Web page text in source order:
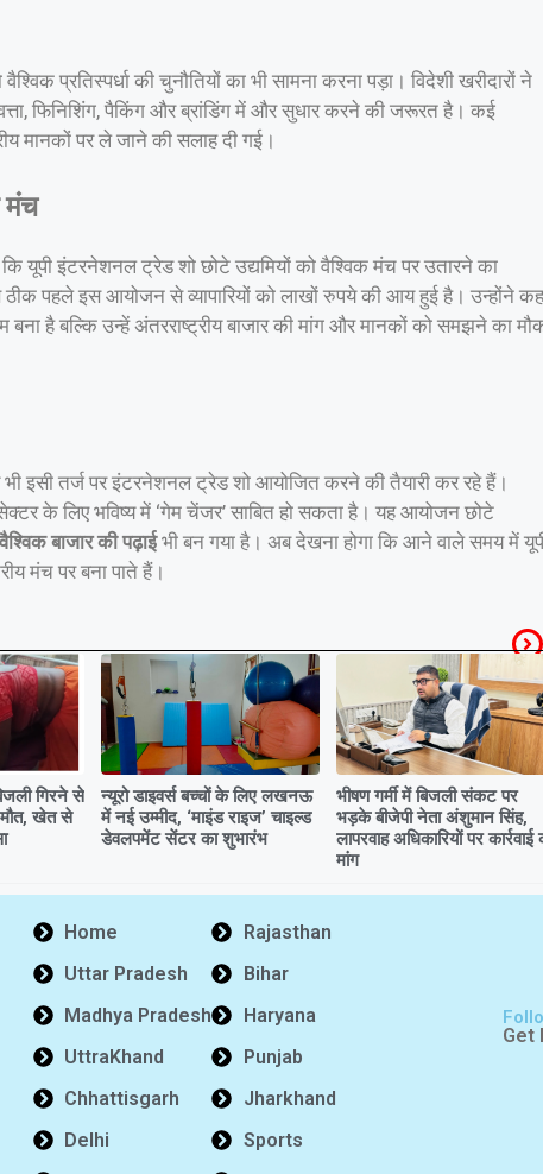
प्रतिस्पर्धा की चुनौतियों का भी सामना करना पड़ा। विदेशी खरीदारों ने
फिनिशिंग, पैकिंग और ब्रांडिंग में और सुधार करने की जरूरत है। कई
मानकों पर ले जाने की सलाह दी गई।
मंच
यूपी इंटरनेशनल ट्रेड शो छोटे उद्यमियों को वैश्विक मंच पर उतारने का
से ठीक पहले इस आयोजन से व्यापारियों को लाखों रुपये की आय हुई है। उन्होंने
बना है बल्कि उन्हें अंतरराष्ट्रीय बाजार की मांग और मानकों को समझने का
इसी तर्ज पर इंटरनेशनल ट्रेड शो आयोजित करने की तैयारी कर रहे हैं।
के लिए भविष्य में ‘गेम चेंजर’ साबित हो सकता है। यह आयोजन छोटे
वैश्विक बाजार की पढ़ाईभी बन गया है। अब देखना होगा कि आने वाले समय में
मंच पर बना पाते हैं।
गिरने से
मौत, खेत से
न्यूरो डाइवर्स बच्चों के लिए लखनऊ
में नई उम्मीद, ‘माइंड राइज’ चाइल्ड
डेवलपमेंट सेंटर का शुभारंभ
भीषण गर्मी में बिजली संकट पर
भड़के बीजेपी नेता अंशुमान सिंह,
लापरवाह अधिकारियों पर कार्रवाई
मांग
Home
Uttar Pradesh
Madhya Pradesh
UttraKhand
Chhattisgarh
Delhi
Rajasthan
Bihar
Haryana
Punjab
Jharkhand
Sports
Get